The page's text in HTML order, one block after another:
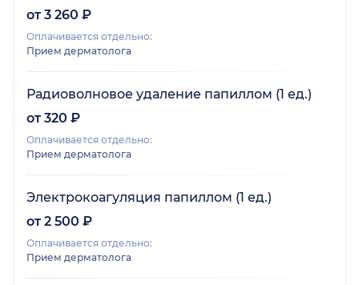
от 3 260 ₽
Оплачивается отдельно:
Прием дерматолога
Радиоволновое удаление папиллом (1 ед.)
от 320 ₽
Оплачивается отдельно:
Прием дерматолога
Электрокоагуляция папиллом (1 ед.)
от 2 500 ₽
Оплачивается отдельно:
Прием дерматолога